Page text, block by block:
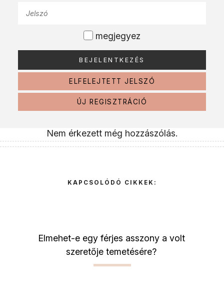
megjegyez
ELFELEJTETT JELSZÓ
ÚJ REGISZTRÁCIÓ
Nem érkezett még hozzászólás.
KAPCSOLÓDÓ CIKKEK:
Elmehet-e egy férjes asszony a volt
szeretője temetésére?